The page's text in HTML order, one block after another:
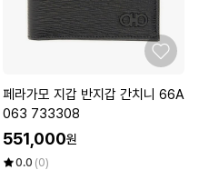
페라가모 지갑 반지갑 간치니 66A
063 733308
551,000원
0.0 (0)